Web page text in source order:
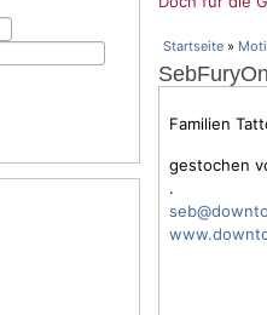
Startseite »
Familien
gestochen
.